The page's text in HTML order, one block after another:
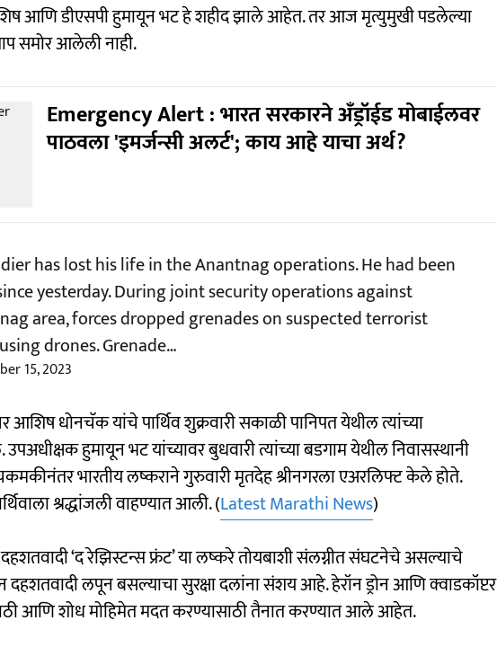
आणि डीएसपी हुमायून भट हे शहीद झाले आहेत. तर आज मृत्युमुखी पडलेल्या
समोर आलेली नाही.
Emergency Alert : भारत सरकारने अँड्रॉईड मोबाईलवर
पाठवला 'इमर्जन्सी अलर्ट'; काय आहे याचा अर्थ?
has lost his life in the Anantnag operations. He had been
yesterday. During joint security operations against
area, forces dropped grenades on suspected terrorist
drones. Grenade…
15, 2023
धोनचॅक यांचे पार्थिव शुक्रवारी सकाळी पानिपत येथील त्यांच्या
हुमायून भट यांच्यावर बुधवारी त्यांच्या बडगाम येथील निवासस्थानी
भारतीय लष्कराने गुरुवारी मृतदेह श्रीनगरला एअरलिफ्ट केले होते.
श्रद्धांजली वाहण्यात आली. (Latest Marathi News)
दहशतवादी ‘द रेझिस्टन्स फ्रंट’ या लष्करे तोयबाशी संलग्नीत संघटनेचे असल्याचे
दहशतवादी लपून बसल्याचा सुरक्षा दलांना संशय आहे. हेरॉन ड्रोन आणि क्वाडकॉप्टर
आणि शोध मोहिमेत मदत करण्यासाठी तैनात करण्यात आले आहेत.